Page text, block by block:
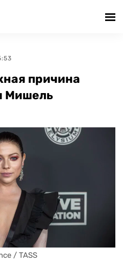
причина
Мишель
/ TASS